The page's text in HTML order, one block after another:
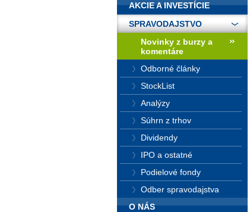
AKCIE A INVESTÍCIE
SPRAVODAJSTVO
Novinky z burzy a
komentáre
Odborné články
StockList
Analýzy
Súhrn z trhov
Dividendy
IPO a ostatné
Podielové fondy
Odber spravodajstva
O NÁS